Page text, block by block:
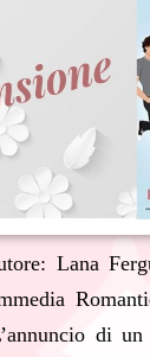
Lana
di